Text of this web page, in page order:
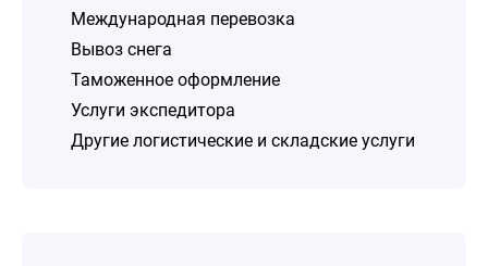
Международная перевозка
Вывоз снега
Таможенное оформление
Услуги экспедитора
Другие логистические и складские услуги